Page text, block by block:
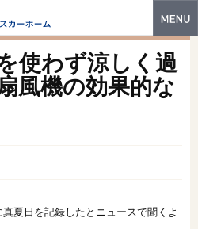
特長
築実例
使わず涼しく過
風機の効果的な
夏日を記録したとニュースで聞くよ